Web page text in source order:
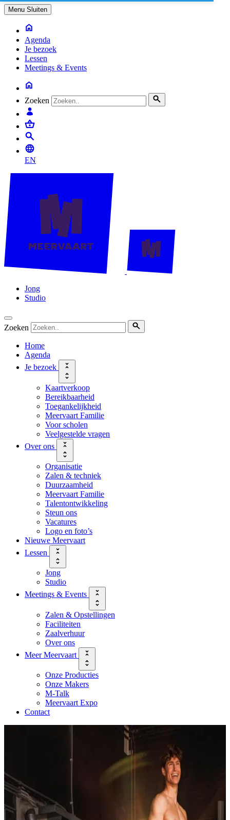
Menu Sluiten
Agenda
Je bezoek
Lessen
Meetings & Events
Zoeken
EN
Jong
Studio
Zoeken
Home
Agenda
Je bezoek
Kaartverkoop
Bereikbaarheid
Toegankelijkheid
Meervaart Familie
Voor scholen
Veelgestelde vragen
Over ons
Organisatie
Zalen & techniek
Duurzaamheid
Meervaart Familie
Talentontwikkeling
Steun ons
Vacatures
Logo en foto’s
Nieuwe Meervaart
Lessen
Jong
Studio
Meetings & Events
Zalen & Opstellingen
Faciliteiten
Zaalverhuur
Over ons
Meer Meervaart
Onze Producties
Onze Makers
M-Talk
Meervaart Expo
Contact